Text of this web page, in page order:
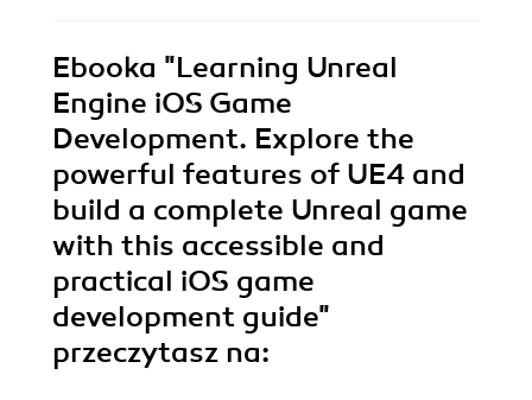
Ebooka "Learning Unreal
Engine iOS Game
Development. Explore the
powerful features of UE4 and
build a complete Unreal game
with this accessible and
practical iOS game
development guide"
przeczytasz na: